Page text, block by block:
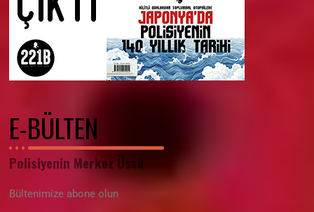
E-BÜLTEN
Polisiyenin Merkez Üssü
Bültenimize abone olun